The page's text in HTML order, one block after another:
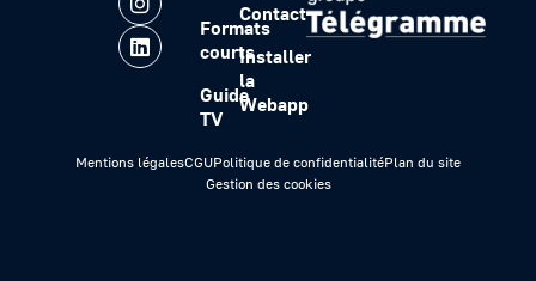
Formats
courts
Guide
TV
Contact
Installer
la
Webapp
Mentions légalesCGUPolitique de confidentialitéPlan du site
Gestion des cookies